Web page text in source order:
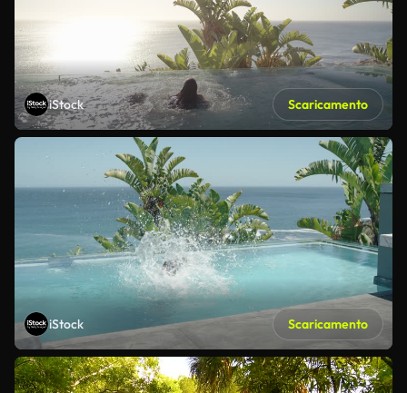
iStock Scaricamento
iStock Scaricamento